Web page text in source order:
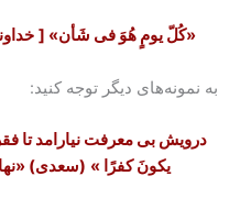
«کُلّ یومٍ هُوَ فی شَأن» [
به نمونه‌های دیگر توجه کنید:
درویش بی معرفت نیارامد تا
یکونَ کفرًا » (سعدی) «نهایی